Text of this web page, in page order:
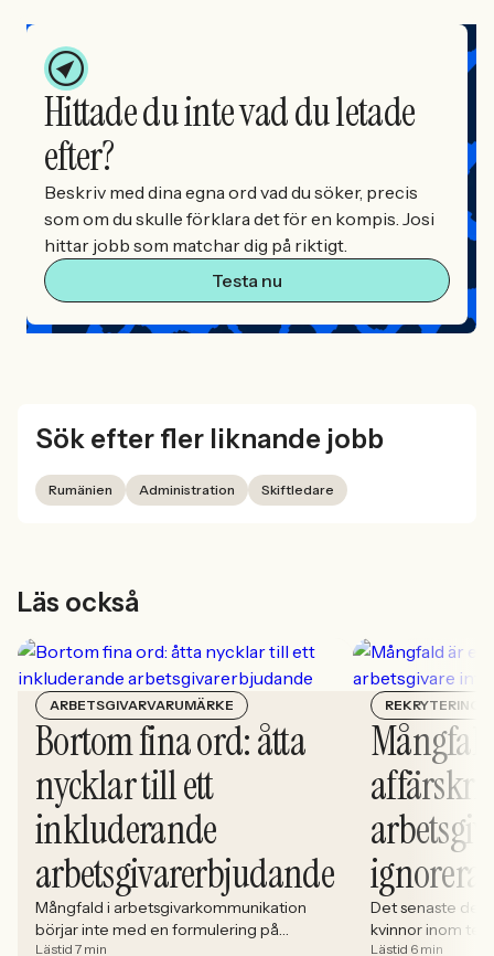
Hittade du inte vad du letade
efter?
Beskriv med dina egna ord vad du söker, precis
som om du skulle förklara det för en kompis. Josi
hittar jobb som matchar dig på riktigt.
Testa nu
Sök efter fler liknande jobb
Rumänien Administration Skiftledare
Läs också
ARBETSGIVARVARUMÄRKE
Bortom fina ord: åtta
nycklar till ett
inkluderande
arbetsgivarerbjudande
Mångfald i arbetsgivarkommunikation
börjar inte med en formulering på
karriärsidan. Den börjar i hur rekryteringen
Lästid 7 min
REKRYTERING
ignorera
Det senaste
kvinnor inom
stadigt på 30%.
Lästid 6 min